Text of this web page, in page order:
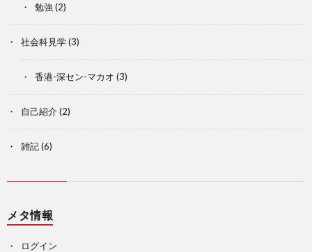
勉強 (2)
社会科見学(3)
香港-深セン-マカオ (3)
自己紹介(2)
雑記(6)
メタ情報
ログイン